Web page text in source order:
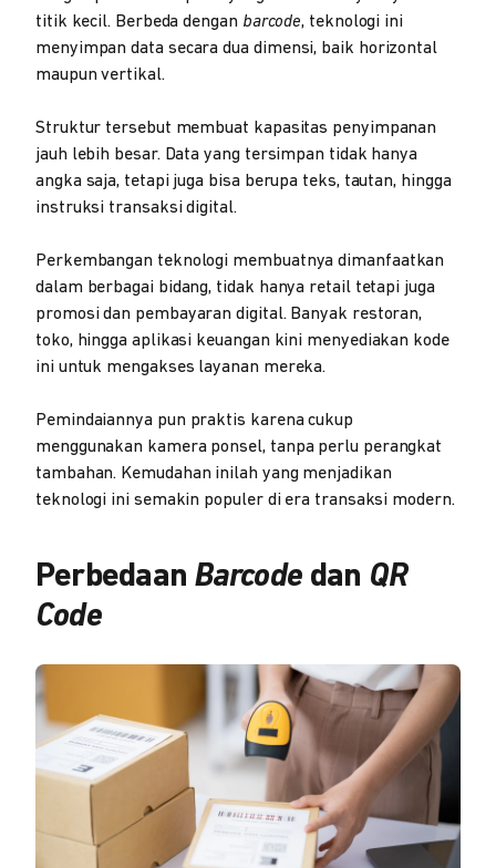
titik kecil. Berbeda dengan barcode, teknologi ini
menyimpan data secara dua dimensi, baik horizontal
maupun vertikal.
Struktur tersebut membuat kapasitas penyimpanan
jauh lebih besar. Data yang tersimpan tidak hanya
angka saja, tetapi juga bisa berupa teks, tautan, hingga
instruksi transaksi digital.
Perkembangan teknologi membuatnya dimanfaatkan
dalam berbagai bidang, tidak hanya retail tetapi juga
promosi dan pembayaran digital. Banyak restoran,
toko, hingga aplikasi keuangan kini menyediakan kode
ini untuk mengakses layanan mereka.
Pemindaiannya pun praktis karena cukup
menggunakan kamera ponsel, tanpa perlu perangkat
tambahan. Kemudahan inilah yang menjadikan
teknologi ini semakin populer di era transaksi modern.
Perbedaan Barcode dan QR
Code